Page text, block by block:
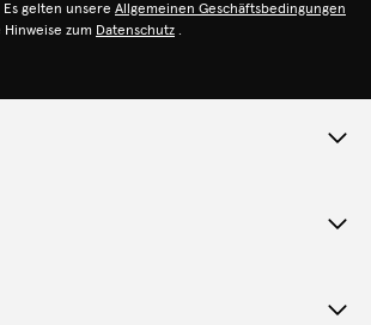
gelten unsere Allgemeinen Geschäftsbedingungen
zum Datenschutz .